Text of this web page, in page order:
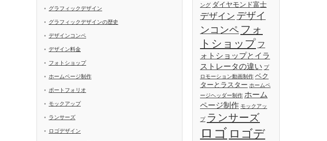
グラフィックデザイン
グラフィックデザインの歴史
デザインコンペ
デザイン料金
フォトショップ
ホームページ制作
ポートフォリオ
モックアップ
ランサーズ
ロゴデザイン
ング ダイヤモンド富士
デザイン デザイ
ンコンペ フォ
トショップ フ
ォトショップとイラ
ストレータの違い プ
ロモーション動画制作 ベク
ターとラスター ホームペ
ージヘッダー制作 ホーム
ページ制作 モックアッ
プ ランサーズ
ロゴ ロゴデ